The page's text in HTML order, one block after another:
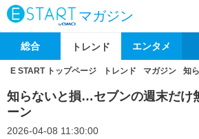
マガジン
総合 トレンド エンタメ
E START トップページ トレンド マガジン 知
知らないと損…セブンの週末だけ
ーン
2026-04-08 11:30:00